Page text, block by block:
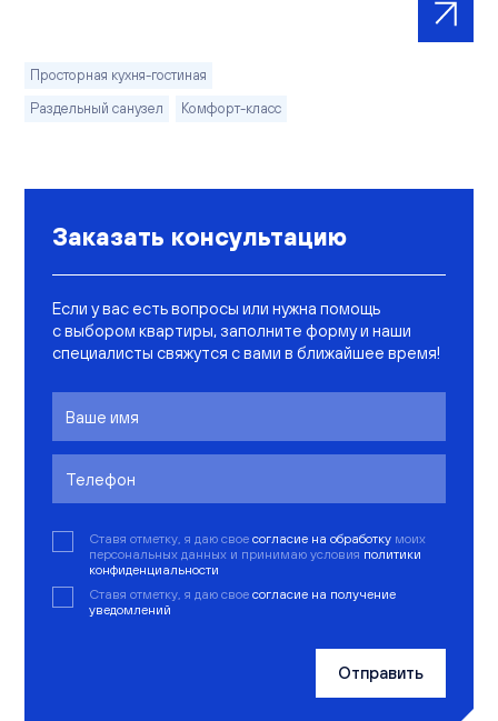
Просторная кухня-гостиная
Раздельный санузел
Комфорт-класс
Заказать консультацию
Если у вас есть вопросы или нужна помощь
с выбором квартиры, заполните форму и наши
специалисты свяжутся с вами в ближайшее время!
Ставя отметку, я даю свое согласие на обработку моих
персональных данных и принимаю условия политики
конфиденциальности
Ставя отметку, я даю свое согласие на получение
уведомлений
Отправить